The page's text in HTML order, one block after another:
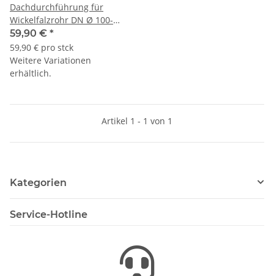
Dachdurchführung für
Wickelfalzrohr DN Ø 100-
315mm
59,90 € *
59,90 € pro stck
Weitere Variationen
erhältlich.
Artikel 1 - 1 von 1
Kategorien
Service-Hotline